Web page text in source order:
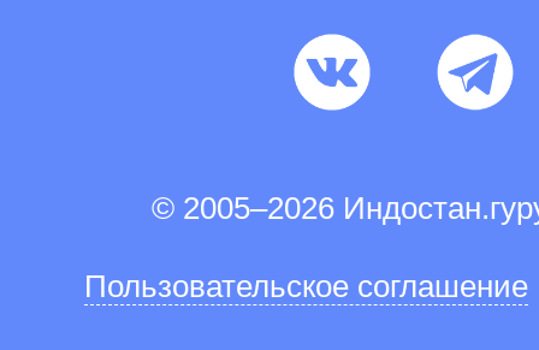
© 2005–2026
Пользовательское соглашение